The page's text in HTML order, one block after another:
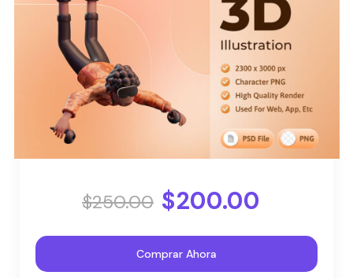
$250.00 $200.00
Comprar Ahora